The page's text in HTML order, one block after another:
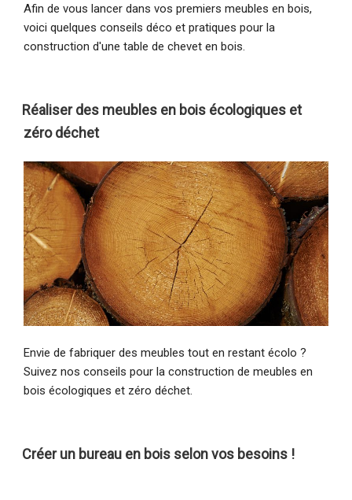
Afin de vous lancer dans vos premiers meubles en bois,
voici quelques conseils déco et pratiques pour la
construction d'une table de chevet en bois.
Réaliser des meubles en bois écologiques et
zéro déchet
Envie de fabriquer des meubles tout en restant écolo ?
Suivez nos conseils pour la construction de meubles en
bois écologiques et zéro déchet.
Créer un bureau en bois selon vos besoins !